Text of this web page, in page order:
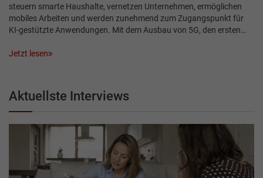
steuern smarte Haushalte, vernetzen Unternehmen, ermöglichen
mobiles Arbeiten und werden zunehmend zum Zugangspunkt für
KI-gestützte Anwendungen. Mit dem Ausbau von 5G, den ersten…
Jetzt lesen
Aktuellste Interviews